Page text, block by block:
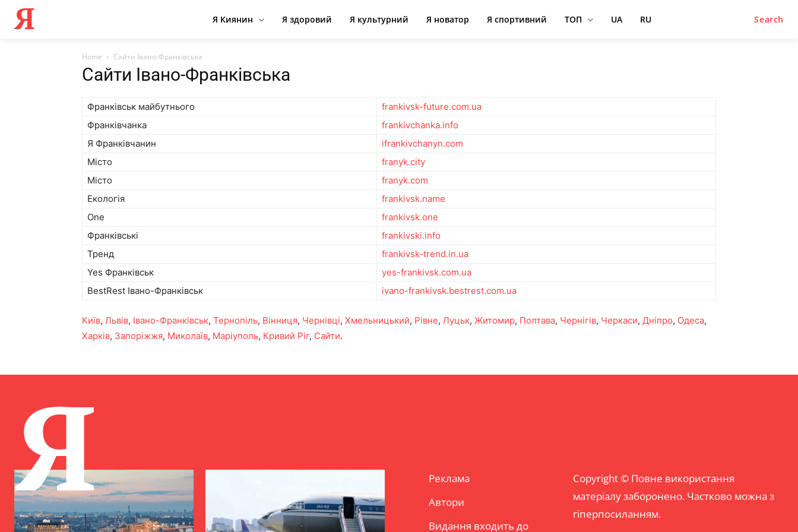
Я Я Киянин Я здоровий Я культурний Я новатор Я спортивний ТОП UA RU Search
Home Сайти Івано-Франківська
Сайти Івано-Франківська
Франківськ майбутнього
frankivsk-future.com.ua
Франківчанка
frankivchanka.info
Я Франківчанин
ifrankivchanyn.com
Місто
franyk.city
Місто
franyk.com
Екологія
frankivsk.name
One
frankivsk.one
Франківські
frankivski.info
Тренд
frankivsk-trend.in.ua
Yes Франківськ
yes-frankivsk.com.ua
BestRest Івано-Франківськ
ivano-frankivsk.bestrest.com.ua
Київ, Львів, Івано-Франківськ, Тернопіль, Вінниця, Чернівці, Хмельницький, Рівне, Луцьк, Житомир, Полтава, Чернігів, Черкаси, Дніпро, Одеса,
Харків, Запоріжжя, Миколаїв, Маріуполь, Кривий Ріг, Сайти.
Я
Реклама
Автори
Видання входить до
Copyright © Повне використання
матеріалу заборонено. Частково можна з
гіперпосиланням.